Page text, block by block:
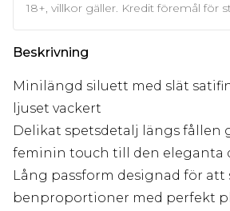
18+, villkor gäller. Kredit föremål för
Beskrivning
Minilängd siluett med slät
ljuset vackert
Delikat spetsdetalj längs fållen
feminin touch till den eleganta
Lång passform designad för att
benproportioner med perfekt